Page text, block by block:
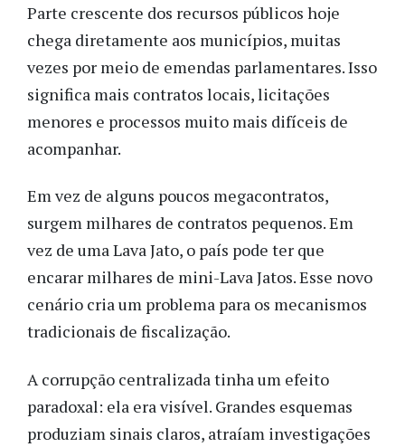
Parte crescente dos recursos públicos hoje
chega diretamente aos municípios, muitas
vezes por meio de emendas parlamentares. Isso
significa mais contratos locais, licitações
menores e processos muito mais difíceis de
acompanhar.
Em vez de alguns poucos megacontratos,
surgem milhares de contratos pequenos. Em
vez de uma Lava Jato, o país pode ter que
encarar milhares de mini-Lava Jatos. Esse novo
cenário cria um problema para os mecanismos
tradicionais de fiscalização.
A corrupção centralizada tinha um efeito
paradoxal: ela era visível. Grandes esquemas
produziam sinais claros, atraíam investigações